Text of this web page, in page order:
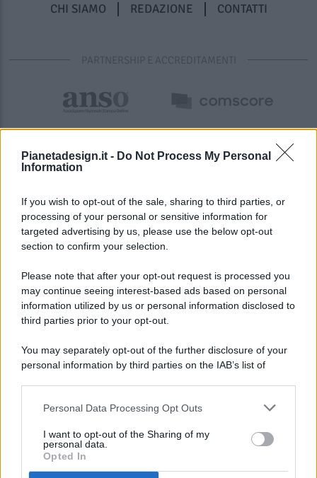
Pianetadesign.it - Do Not Process My Personal
Information
If you wish to opt-out of the sale, sharing to third parties, or
processing of your personal or sensitive information for
targeted advertising by us, please use the below opt-out
section to confirm your selection.
Please note that after your opt-out request is processed you
may continue seeing interest-based ads based on personal
information utilized by us or personal information disclosed to
third parties prior to your opt-out.
You may separately opt-out of the further disclosure of your
personal information by third parties on the IAB’s list of
This information may also be disclosed by us to third parties
disclose it to other third parties.
Personal Data Processing Opt Outs
I want to opt-out of the Sharing of my
personal data.
Opted In
CHI SIAMO REDAZIONE CONTATTI
PARTNERSHIP E ACCREDITAMENTI
© 2026 - Pianeta Design - P.IVA 04827280654 - Testata
Registrata Al Tribunale Di Nocera Inferiore N. 8/2020 - RG N.
ISCRIZIONE AL ROC N. 35792 – ISCRITTA ALL’ANSO
(ASSOCIAZIONE NAZIONALE STAMPA ONLINE)
PREFERENZE PRIVACY